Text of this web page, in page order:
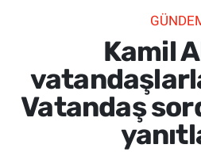
Kamil
Vatandaş
SPOR
SAĞLIK